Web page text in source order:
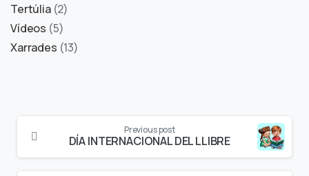
Tertúlia(2)
Vídeos (5)
Xarrades (13)
Previous post
DÍA INTERNACIONAL DEL LLIBRE